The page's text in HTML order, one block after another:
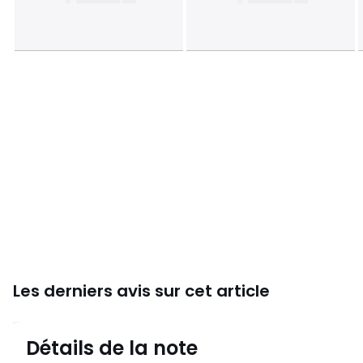
En savoir plus sur nos emballages
Les derniers avis sur cet article
4,1
Détails de la note